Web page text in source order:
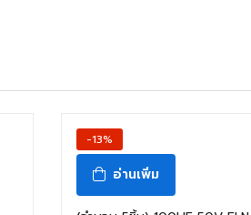
-13%
อ่านเพิ่ม